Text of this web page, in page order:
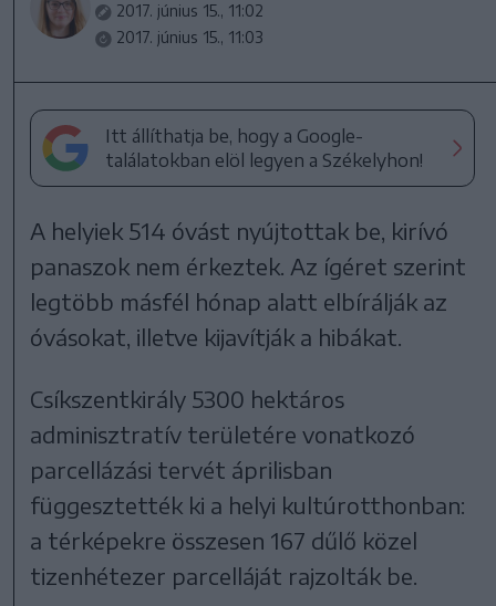
2017. június 15., 11:02
2017. június 15., 11:03
Itt állíthatja be, hogy a Google-
találatokban elöl legyen a Székelyhon!
A helyiek 514 óvást nyújtottak be, kirívó
panaszok nem érkeztek. Az ígéret szerint
legtöbb másfél hónap alatt elbírálják az
óvásokat, illetve kijavítják a hibákat.
Csíkszentkirály 5300 hektáros
adminisztratív területére vonatkozó
parcellázási tervét áprilisban
függesztették ki a helyi kultúrotthonban:
a térképekre összesen 167 dűlő közel
tizenhétezer parcelláját rajzolták be.